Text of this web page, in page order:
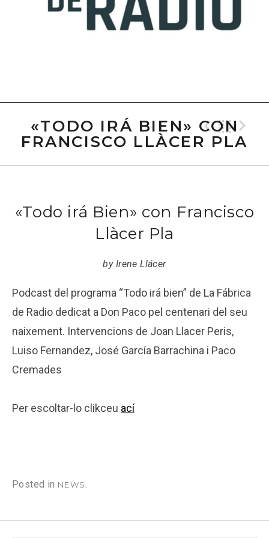
«TODO IRÁ BIEN» CON
FRANCISCO LLÀCER PLA
«Todo irá Bien» con Francisco
Llàcer Pla
by Irene Llácer
Podcast del programa “Todo irá bien” de La Fábrica
de Radio dedicat a Don Paco pel centenari del seu
naixement. Intervencions de Joan Llacer Peris,
Luiso Fernandez, José García Barrachina i Paco
Cremades
Per escoltar-lo clikceu ací
Posted in NEWS.